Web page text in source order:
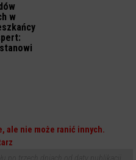
w
ale nie może ranić innych.